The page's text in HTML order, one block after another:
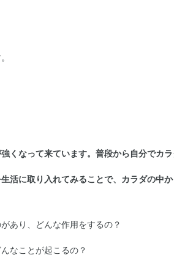
くなって来ています。普段から自分でカ
活に取り入れてみることで、カラダの中
あり、どんな作用をするの？
なことが起こるの？